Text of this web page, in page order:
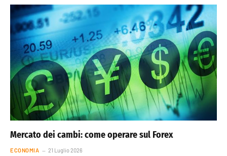
Mercato dei cambi: come operare sul Forex
ECONOMIA 21 Luglio 2026